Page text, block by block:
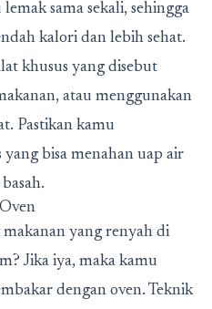
sama sekali, sehingga
kalori dan lebih sehat.
khusus yang disebut
atau menggunakan
Pastikan kamu
bisa menahan uap air
yang renyah di
Jika iya, maka kamu
dengan oven. Teknik